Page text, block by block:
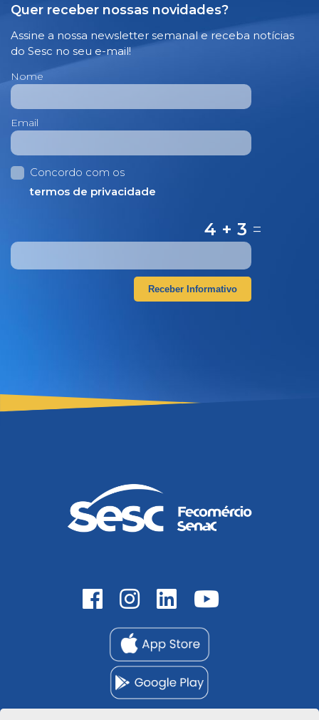
Quer receber nossas novidades?
Assine a nossa newsletter semanal e receba notícias
do Sesc no seu e-mail!
Nome
Email
Concordo com os
termos de privacidade
4 + 3 =
Receber Informativo